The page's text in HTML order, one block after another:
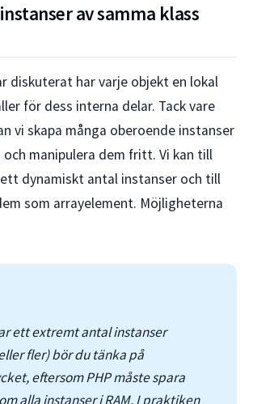
av samma klass
diskuterat har varje objekt en lokal
för dess interna delar. Tack vare
vi skapa många oberoende instanser
och manipulera dem fritt. Vi kan till
dynamiskt antal instanser och till
som arrayelement. Möjligheterna
ett extremt antal instanser
fler) bör du tänka på
eftersom PHP måste spara
alla instanser i RAM. I praktiken